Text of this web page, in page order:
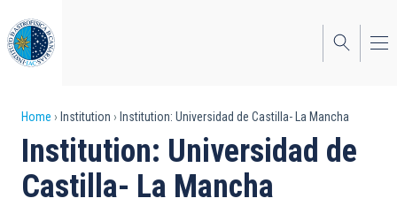
to
main
content
Breadcrumb
Home Institution Institution: Universidad de Castilla- La Mancha
Institution: Universidad de
Castilla- La Mancha